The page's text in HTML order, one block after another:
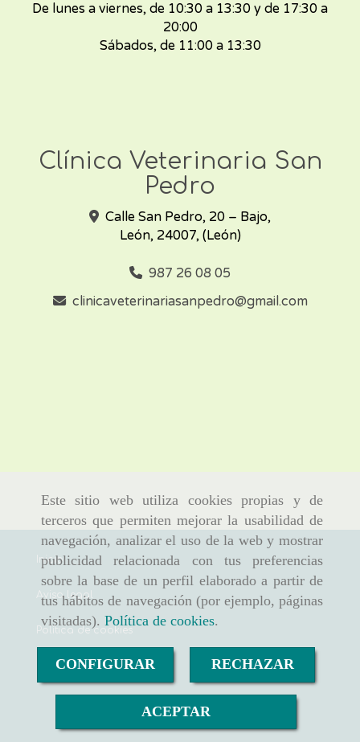
Este sitio web utiliza cookies propias y de
terceros que permiten mejorar la usabilidad de
navegación, analizar el uso de la web y mostrar
publicidad relacionada con tus preferencias
sobre la base de un perfil elaborado a partir de
tus hábitos de navegación (por ejemplo, páginas
visitadas). Política de cookies.
CONFIGURAR RECHAZAR
ACEPTAR
De lunes a viernes, de 10:30 a 13:30 y de 17:30 a
20:00
Sábados, de 11:00 a 13:30
Clínica Veterinaria San
Pedro
Calle San Pedro, 20 – Bajo,
León, 24007, (León)
987 26 08 05
clinicaveterinariasanpedro
gmail.com
Inicio
Aviso legal
Política de cookies
Política de privacidad